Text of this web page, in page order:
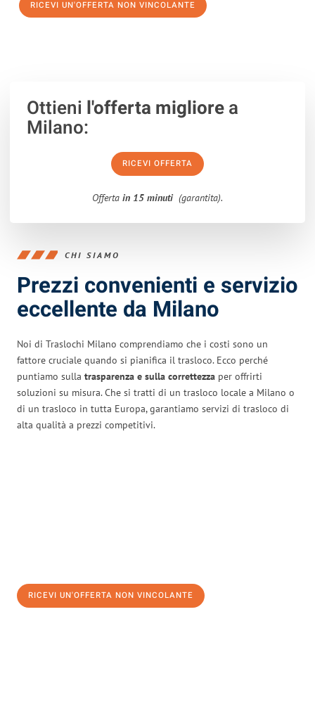
RICEVI UN'OFFERTA NON VINCOLANTE
Ottieni l'offerta migliorea
Milano:
RICEVI OFFERTA
Offerta in 15 minuti (garantita).
CHI SIAMO
Prezzi convenienti e servizio
eccellente da Milano
Noi di Traslochi Milano comprendiamo che i costi sono un
fattore cruciale quando si pianifica il trasloco. Ecco perché
puntiamo sulla trasparenza e sulla correttezza per offrirti
soluzioni su misura. Che si tratti di un trasloco locale a Milano o
di un trasloco in tutta Europa, garantiamo servizi di trasloco di
alta qualità a prezzi competitivi.
RICEVI UN'OFFERTA NON VINCOLANTE